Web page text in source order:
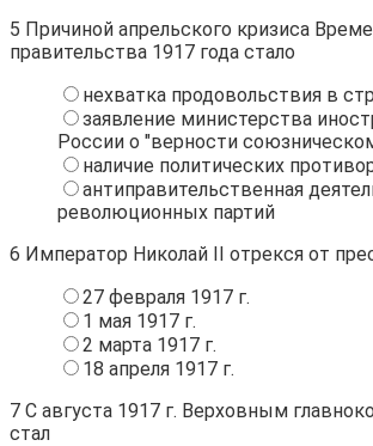
5 Причиной апрельского кризиса
правительства 1917 года стало
нехватка продовольствия в
заявление министерства
России о "верности
наличие политических
антиправительственная
революционных партий
6 Император Николай II отрекся от
27 февраля 1917 г.
1 мая 1917 г.
2 марта 1917 г.
18 апреля 1917 г.
7 С августа 1917 г. Верховным
стал